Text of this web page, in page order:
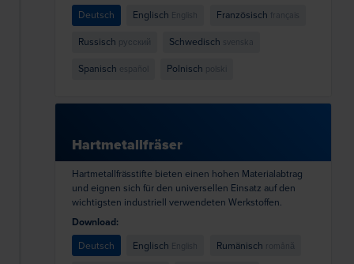
Deutsch
Englisch English Französisch français
Russisch русский Schwedisch svenska
Spanisch español Polnisch polski
Hartmetallfräser
Hartmetallfrässtifte bieten einen hohen Materialabtrag
und eignen sich für den universellen Einsatz auf den
wichtigsten industriell verwendeten Werkstoffen.
Download:
Deutsch
Englisch English Rumänisch română